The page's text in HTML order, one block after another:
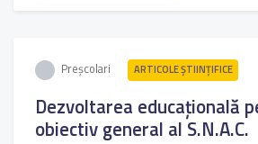
Preșcolari ARTICOLE ŞTIINȚIFICE
Dezvoltarea educațională
obiectiv general al S.N.A.C.